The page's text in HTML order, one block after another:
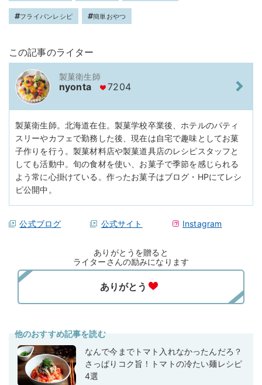
フライパンレシピ 簡単おやつ
この記事のライター
製菓衛生師
nyonta 7204
製菓衛生師。北海道在住。製菓学校卒業後、ホテルのパティ
スリーやカフェで勤務した後、現在は自宅で趣味としてお菓
子作りを行う。製菓材料店や製菓道具店のレシピスタッフと
しても活動中。旬の食材を使い、お菓子で季節を感じられる
よう常に心掛けている。作ったお菓子はブログ・HPにてレシ
ピ公開中。
公式ブログ 公式サイト Instagram
ありがとうを贈ると
ライターさんの励みになります
他のおすすめ記事を読む
なんで今までトマト入れなかったんだろ？
さっぱりコク旨！トマトの冷たい麺レシピ
4選